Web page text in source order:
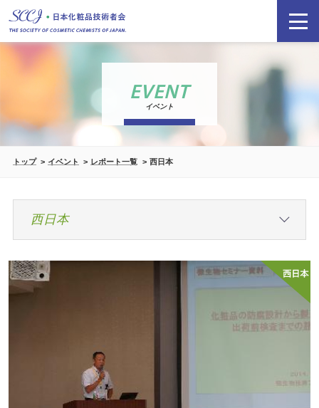
EVENT
イベント
トップ イベント レポート一覧 西日本